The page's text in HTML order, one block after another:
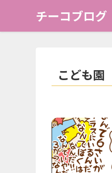
チーコブログ
こども園